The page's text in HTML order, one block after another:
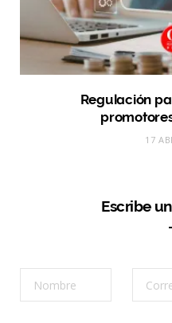
Regulación
17
Escribe